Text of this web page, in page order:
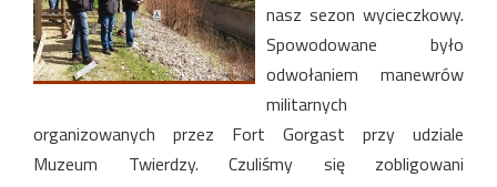
nasz sezon wycieczkowy.
Spowodowane było
odwołaniem manewrów
militarnych
organizowanych przez Fort Gorgast przy udziale
Muzeum Twierdzy. Czuliśmy się zobligowani